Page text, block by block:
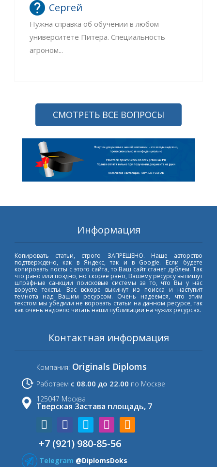
Сергей
Нужна справка об обучении в любом
университете Питера. Специальность
агроном...
СМОТРЕТЬ ВСЕ ВОПРОСЫ
Информация
Копировать статьи, строго ЗАПРЕЩЕНО. Наше авторство
подтверждено, как в Яндекс, так и в Google. Если будете
копировать посты с этого сайта, то Ваш сайт станет дублем. Так
что рано или поздно, но скорее рано, Вашему ресурсу выпишут
штрафные санкции поисковые системы за то, что Вы у нас
воруете тексты. Вас вскоре выкинут из поиска и наступит
темнота над Вашим ресурсом. Очень надеемся, что этим
текстом мы убедили не воровать статьи на данном ресурсе, так
как очень надоело читать наши публикации на чужих ресурсах.
Контактная информация
Компания: Originals Diploms
Работаем с 08.00 до 22.00 по Москве
125047 Москва
Тверская Застава площадь, 7
+7 (921) 980-85-56
Telegram @DiplomsDoks